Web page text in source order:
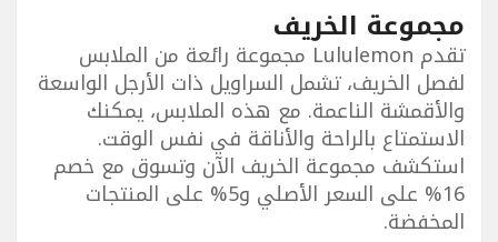
مجموعة الخريف
تقدم Lululemon مجموعة رائعة من الملابس
لفصل الخريف، تشمل السراويل ذات الأرجل الواسعة
والأقمشة الناعمة. مع هذه الملابس، يمكنك
الاستمتاع بالراحة والأناقة في نفس الوقت.
استكشف مجموعة الخريف الآن وتسوق مع خصم
16% على السعر الأصلي و5% على المنتجات
المخفضة.